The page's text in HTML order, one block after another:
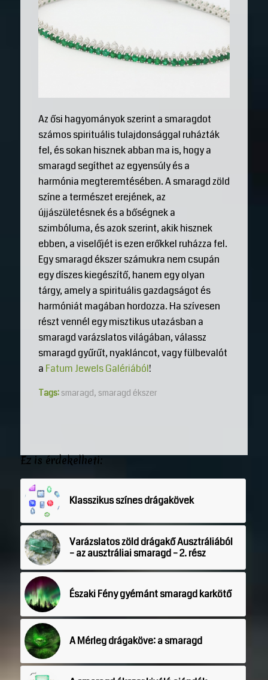
Az ősi hagyományok szerint a smaragdot
számos spirituális tulajdonsággal ruházták
fel, és sokan hisznek abban ma is, hogy a
smaragd segíthet az egyensúly és a
harmónia megteremtésében. A smaragd zöld
színe a természet erejének, az
újjászületésnek és a bőségnek a
szimbóluma, és azok szerint, akik hisznek
ebben, a viselőjét is ezen erőkkel ruházza fel.
Egy smaragd ékszer számukra nem csupán
egy díszes kiegészítő, hanem egy olyan
tárgy, amely a spirituális gazdagságot és
harmóniát magában hordozza. Ha szívesen
részt vennél egy misztikus utazásban a
smaragd varázslatos világában, válassz
smaragd gyűrűt, nyakláncot, vagy fülbevalót
a Fatum Jewels Galériából!
Tags: smaragd, smaragd ékszer
Ez is érdekelheti:
Klasszikus színes drágakövek
Varázslatos zöld drágakő Ausztráliából
– az ausztráliai smaragd – 2. rész
Északi Fény gyémánt smaragd karkötő
A Mérleg drágaköve: a smaragd